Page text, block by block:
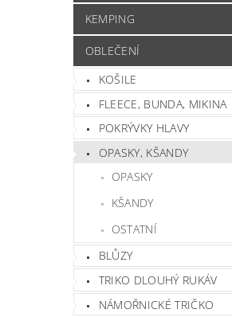
KEMPING
OBLEČENÍ
KOŠILE
FLEECE, BUNDA, MIKINA
POKRÝVKY HLAVY
OPASKY, KŠANDY
OPASKY
KŠANDY
OSTATNÍ
BLŮZY
TRIKO DLOUHÝ RUKÁV
NÁMOŘNICKÉ TRIČKO